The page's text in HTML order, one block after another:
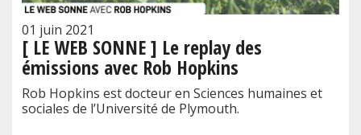
01 juin 2021
[ LE WEB SONNE ] Le replay des
émissions avec Rob Hopkins
Rob Hopkins est docteur en Sciences humaines et
sociales de l’Université de Plymouth.